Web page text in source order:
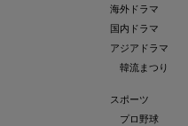
海外ドラマ
国内ドラマ
アジアドラマ
韓流まつり
スポーツ
プロ野球